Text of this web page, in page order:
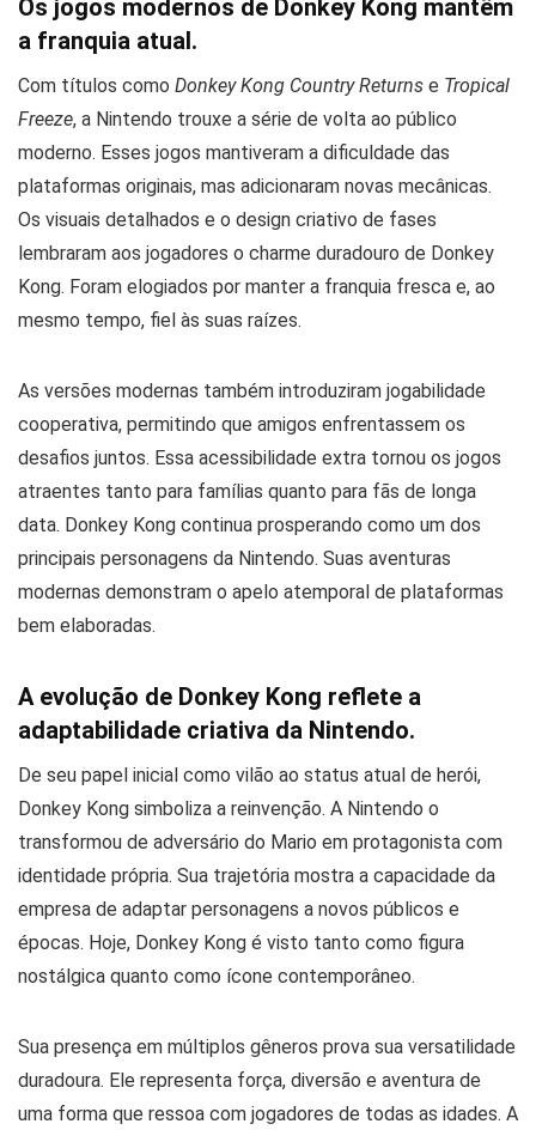
Os jogos modernos de Donkey Kong mantêm
a franquia atual.
Com títulos como Donkey Kong Country Returns e Tropical
Freeze, a Nintendo trouxe a série de volta ao público
moderno. Esses jogos mantiveram a dificuldade das
plataformas originais, mas adicionaram novas mecânicas.
Os visuais detalhados e o design criativo de fases
lembraram aos jogadores o charme duradouro de Donkey
Kong. Foram elogiados por manter a franquia fresca e, ao
mesmo tempo, fiel às suas raízes.
As versões modernas também introduziram jogabilidade
cooperativa, permitindo que amigos enfrentassem os
desafios juntos. Essa acessibilidade extra tornou os jogos
atraentes tanto para famílias quanto para fãs de longa
data. Donkey Kong continua prosperando como um dos
principais personagens da Nintendo. Suas aventuras
modernas demonstram o apelo atemporal de plataformas
bem elaboradas.
A evolução de Donkey Kong reflete a
adaptabilidade criativa da Nintendo.
De seu papel inicial como vilão ao status atual de herói,
Donkey Kong simboliza a reinvenção. A Nintendo o
transformou de adversário do Mario em protagonista com
identidade própria. Sua trajetória mostra a capacidade da
empresa de adaptar personagens a novos públicos e
épocas. Hoje, Donkey Kong é visto tanto como figura
nostálgica quanto como ícone contemporâneo.
Sua presença em múltiplos gêneros prova sua versatilidade
duradoura. Ele representa força, diversão e aventura de
uma forma que ressoa com jogadores de todas as idades. A